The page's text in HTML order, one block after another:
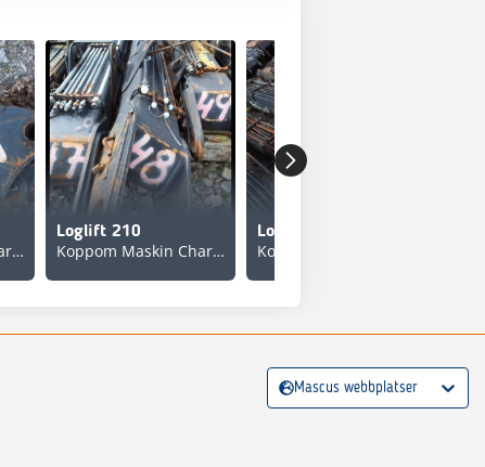
Koppom Maskin Charlottenberg
Loglift 210
Koppom Maskin Charlottenberg
Loglift 210
Mascus webbplatser